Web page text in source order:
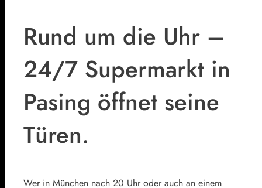
Rund um die Uhr –
24/7 Supermarkt in
Pasing öffnet seine
Türen.
Wer in München nach 20 Uhr oder auch an einem